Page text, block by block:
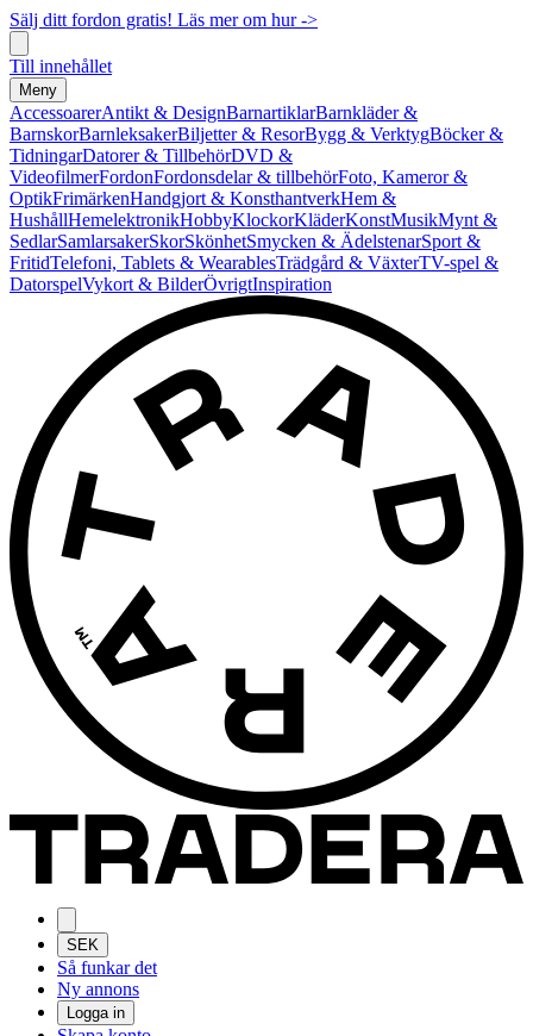
Sälj ditt fordon gratis! Läs mer om hur ->
Till innehållet
Meny
AccessoarerAntikt & DesignBarnartiklarBarnkläder &
BarnskorBarnleksakerBiljetter & ResorBygg & VerktygBöcker &
TidningarDatorer & TillbehörDVD &
VideofilmerFordonFordonsdelar & tillbehörFoto, Kameror &
OptikFrimärkenHandgjort & KonsthantverkHem &
HushållHemelektronikHobbyKlockorKläderKonstMusikMynt &
SedlarSamlarsakerSkorSkönhetSmycken & ÄdelstenarSport &
FritidTelefoni, Tablets & WearablesTrädgård & VäxterTV-spel &
DatorspelVykort & BilderÖvrigtInspiration
SEK
Så funkar det
Ny annons
Logga in